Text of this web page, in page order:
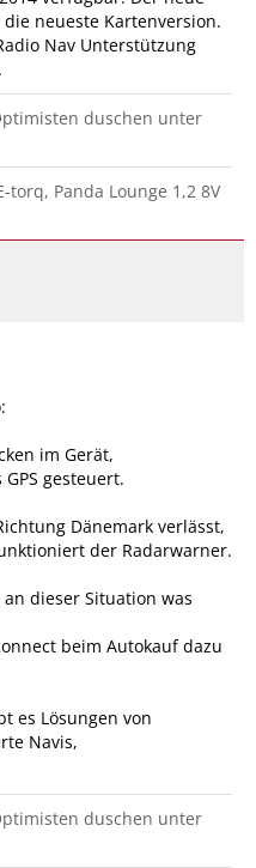
neueste Kartenversion.
Nav Unterstützung
duschen unter
torq, Panda Lounge 1,2 8V
im Gerät,
gesteuert.
Dänemark verlässt,
der Radarwarner.
dieser Situation was
beim Autokauf dazu
es Lösungen von
Navis,
duschen unter